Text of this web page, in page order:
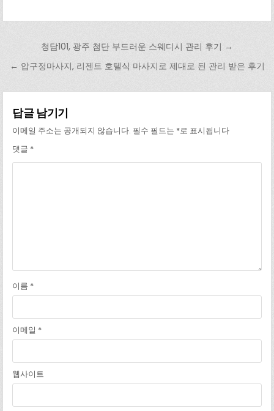
글 탐색청담101, 광주 첨단 부드러운 스웨디시 관리 후기 →
← 압구정마사지, 리젠트 호텔식 마사지로 제대로 된 관리 받은 후기
답글 남기기
이메일 주소는 공개되지 않습니다. 필수 필드는 *로 표시됩니다
댓글 *
이름 *
이메일 *
웹사이트